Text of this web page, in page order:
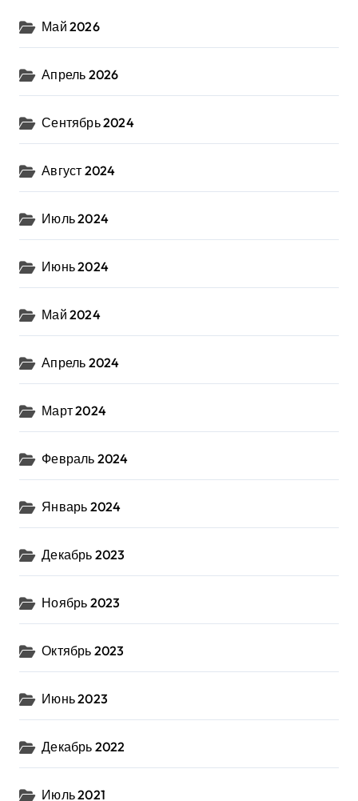
Май 2026
Апрель 2026
Сентябрь 2024
Август 2024
Июль 2024
Июнь 2024
Май 2024
Апрель 2024
Март 2024
Февраль 2024
Январь 2024
Декабрь 2023
Ноябрь 2023
Октябрь 2023
Июнь 2023
Декабрь 2022
Июль 2021